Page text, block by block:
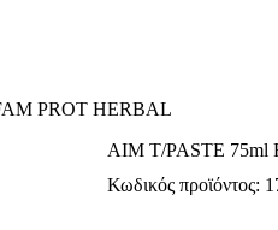
PROT HERBAL
AIM T/PASTE 75ml
Κωδικός προϊόντος: